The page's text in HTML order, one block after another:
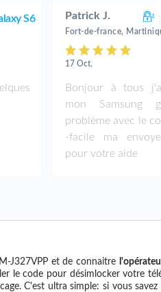
S6 Patrick J.
Fort-de-france,
17 Oct.
Bonjour à tous
mon Samsung
problème avec le
-facile ma
pour votre aide
J327VPP et de connaitre
le code pour désimlocker votre
C'est ultra simple: si vous